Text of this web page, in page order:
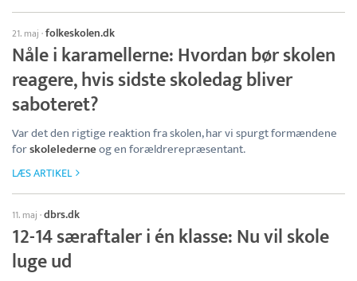
21. maj ·folkeskolen.dk
Nåle i karamellerne: Hvordan bør skolen
reagere, hvis sidste skoledag bliver
saboteret?
Var det den rigtige reaktion fra skolen, har vi spurgt formændene
forskolelederneog en forældrerepræsentant.
LÆS ARTIKEL
11. maj ·dbrs.dk
12-14 særaftaler i én klasse: Nu vil skole
luge ud